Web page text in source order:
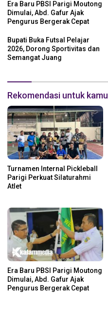
Era Baru PBSI Parigi Moutong
Dimulai, Abd. Gafur Ajak
Pengurus Bergerak Cepat
Bupati Buka Futsal Pelajar
2026, Dorong Sportivitas dan
Semangat Juang
Rekomendasi untuk kamu
Turnamen Internal Pickleball
Parigi Perkuat Silaturahmi
Atlet
Era Baru PBSI Parigi Moutong
Dimulai, Abd. Gafur Ajak
Pengurus Bergerak Cepat